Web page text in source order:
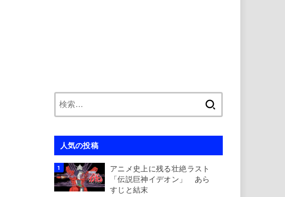
人気の投稿
アニメ史上に残る壮絶ラスト
「伝説巨神イデオン」 あら
すじと結末